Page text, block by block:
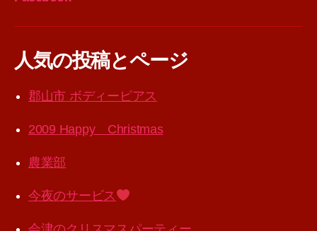
人気の投稿とページ
郡山市 ボディーピアス
2009 Happy Christmas
農業部
今夜のサービス